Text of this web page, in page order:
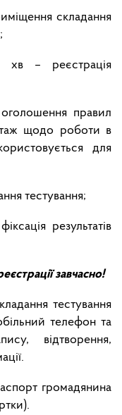
складання
– реєстрація
правил
щодо роботи в
для
тестування;
результатів
завчасно!
тестування
телефон та
відтворення,
громадянина